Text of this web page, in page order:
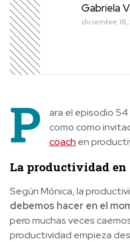
Gabriela
diciembre 18,
P
ara el episodio
como como
coach en
La productividad en
Según Mónica, la
debemos hacer en el
pero muchas veces
productividad empieza